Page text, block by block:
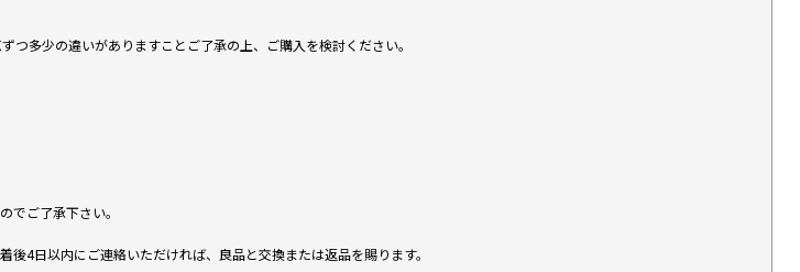
つ多少の違いがありますことご了承の上、ご購入を検討ください。
でご了承下さい。
4日以内にご連絡いただければ、良品と交換または返品を賜ります。